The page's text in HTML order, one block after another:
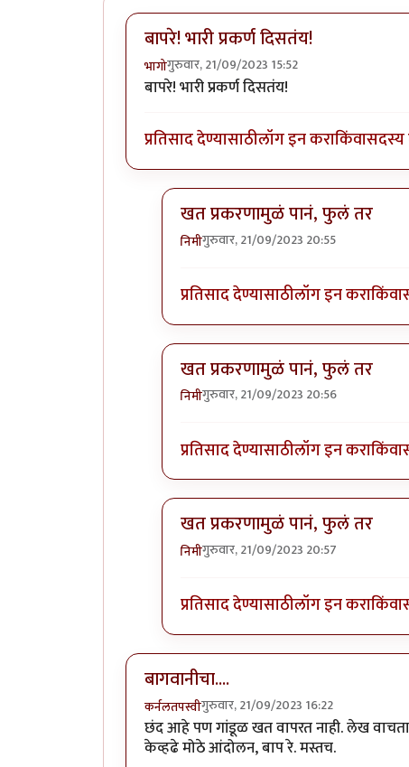
बापरे! भारी प्रकर्ण दिसतंय!
भागोगुरुवार, 21/09/2023 15:52
बापरे! भारी प्रकर्ण दिसतंय!
प्रतिसाद देण्यासाठीलॉग इन कराकिंवासदस्य
खत प्रकरणामुळं पानं, फुलं तर
निमीगुरुवार, 21/09/2023 20:55
प्रतिसाद देण्यासाठीलॉग इन कराकिंवा
खत प्रकरणामुळं पानं, फुलं तर
निमीगुरुवार, 21/09/2023 20:56
प्रतिसाद देण्यासाठीलॉग इन कराकिंवा
खत प्रकरणामुळं पानं, फुलं तर
निमीगुरुवार, 21/09/2023 20:57
प्रतिसाद देण्यासाठीलॉग इन कराकिंवा
बागवानीचा....
कर्नलतपस्वीगुरुवार, 21/09/2023 16:22
छंद आहे पण गांडूळ खत वापरत नाही. लेख
केव्हढे मोठे आंदोलन, बाप रे. मस्तच.